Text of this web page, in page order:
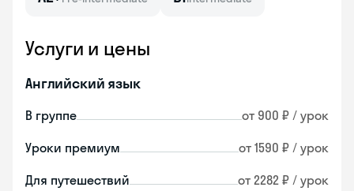
Услуги и цены
Английский язык
В группе от 900 ₽ / урок
Уроки премиум от 1590 ₽ / урок
Для путешествий от 2282 ₽ / урок